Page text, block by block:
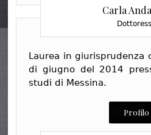
Carla
Laurea in giurisprudenza
di giugno del 2014
studi di Messina.
Profilo